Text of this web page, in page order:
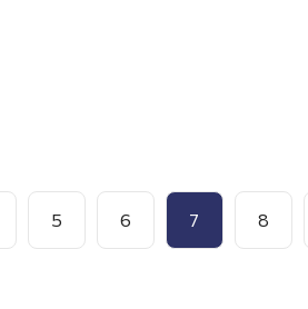
5 6 7 8